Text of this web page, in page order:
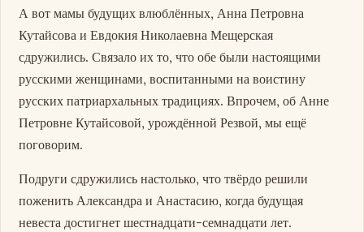
А вот мамы будущих влюблённых, Анна Петровна
Кутайсова и Евдокия Николаевна Мещерская
сдружились. Связало их то, что обе были настоящими
русскими женщинами, воспитанными на воистину
русских патриархальных традициях. Впрочем, об Анне
Петровне Кутайсовой, урождённой Резвой, мы ещё
поговорим.
Подруги сдружились настолько, что твёрдо решили
поженить Александра и Анастасию, когда будущая
невеста достигнет шестнадцати-семнадцати лет.